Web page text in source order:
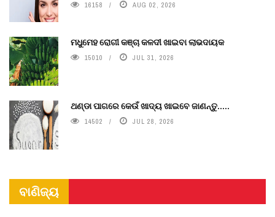
16158 AUG 02, 2026
ମଧୁମେହ ରୋଗୀ କଞ୍ଚା କଳଦୀ ଖାଇବା ଲାଭଦାୟକ
15010 JUL 31, 2026
ଥଣ୍ଡା ପାଗରେ କେଉଁ ଖାଦ୍ୟ ଖାଇବେ ଜାଣନ୍ତୁ.....
14502 JUL 28, 2026
ବାଣିଜ୍ୟ